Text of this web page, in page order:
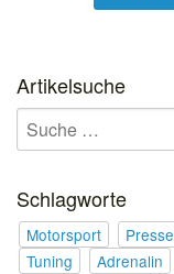
Artikelsuche
Schlagworte
Motorsport Presse
Tuning
Adrenalin